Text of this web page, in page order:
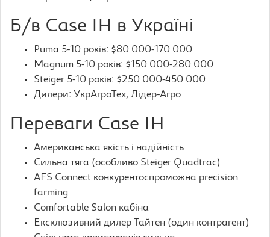
Б/в Case IH в Україні
Puma 5-10 років: $80 000-170 000
Magnum 5-10 років: $150 000-280 000
Steiger 5-10 років: $250 000-450 000
Дилери: УкрАгроТех, Лідер-Агро
Переваги Case IH
Американська якість і надійність
Сильна тяга (особливо Steiger Quadtrac)
AFS Connect конкурентоспроможна precision
farming
Comfortable Salon кабіна
Ексклюзивний дилер Тайтен (один контрагент)